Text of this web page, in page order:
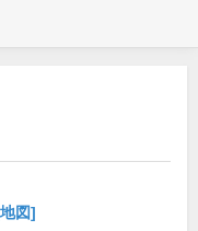
図]